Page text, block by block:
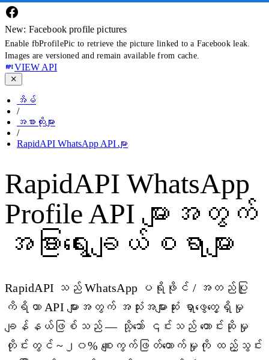
New: Facebook profile pictures
Enable fbProfilePic to retrieve the picture linked to a Facebook leak.
Images are versioned and remain available from cache.
VIEW API
အိမ်
/
အစားထိုးများ
/
RapidAPI WhatsApp API များ
RapidAPI WhatsApp
Profile API များအတွက်
အခြားရွေးချယ်စရာများ
RapidAPI သည် WhatsApp ပရိုဖိုင် / အတည်ပြု
ကိရိယာ API များအတွက် အသုံးအများဆုံး ရှာဖွေတွေ့ရှိမှု
ချန်နယ်ဖြစ်သည် — သို့သော် ၎င်းသည် တောင်းဆိုမှု
တိုင်းတွင် ~၂၀% စျေးကွက်ဖြတ်တောက်မှုကို ထည့်သွင်း